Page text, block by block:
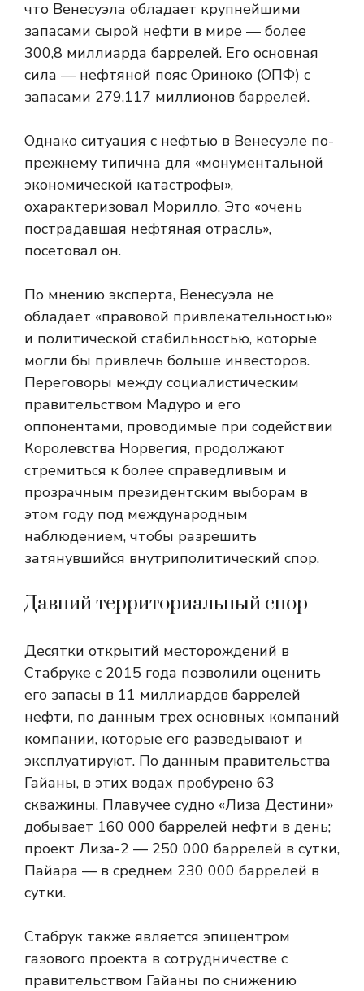
что Венесуэла обладает крупнейшими
запасами сырой нефти в мире — более
300,8 миллиарда баррелей. Его основная
сила — нефтяной пояс Ориноко (ОПФ) с
запасами 279,117 миллионов баррелей.
Однако ситуация с нефтью в Венесуэле по-
прежнему типична для «монументальной
экономической катастрофы»,
охарактеризовал Морилло. Это «очень
пострадавшая нефтяная отрасль»,
посетовал он.
По мнению эксперта, Венесуэла не
обладает «правовой привлекательностью»
и политической стабильностью, которые
могли бы привлечь больше инвесторов.
Переговоры между социалистическим
правительством Мадуро и его
оппонентами, проводимые при содействии
Королевства Норвегия, продолжают
стремиться к более справедливым и
прозрачным президентским выборам в
этом году под международным
наблюдением, чтобы разрешить
затянувшийся внутриполитический спор.
Давний территориальный спор
Десятки открытий месторождений в
Стабруке с 2015 года позволили оценить
его запасы в 11 миллиардов баррелей
нефти, по данным трех основных компаний
компании, которые его разведывают и
эксплуатируют. По данным правительства
Гайаны, в этих водах пробурено 63
скважины. Плавучее судно «Лиза Дестини»
добывает 160 000 баррелей нефти в день;
проект Лиза-2 — 250 000 баррелей в сутки,
Пайара — в среднем 230 000 баррелей в
сутки.
Стабрук также является эпицентром
газового проекта в сотрудничестве с
правительством Гайаны по снижению